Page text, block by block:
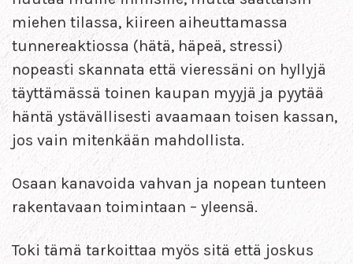
miehen tilassa, kiireen aiheuttamassa
tunnereaktiossa (hätä, häpeä, stressi)
nopeasti skannata että vieressäni on hyllyjä
täyttämässä toinen kaupan myyjä ja pyytää
häntä ystävällisesti avaamaan toisen kassan,
jos vain mitenkään mahdollista.
Osaan kanavoida vahvan ja nopean tunteen
rakentavaan toimintaan – yleensä.
Toki tämä tarkoittaa myös sitä että joskus